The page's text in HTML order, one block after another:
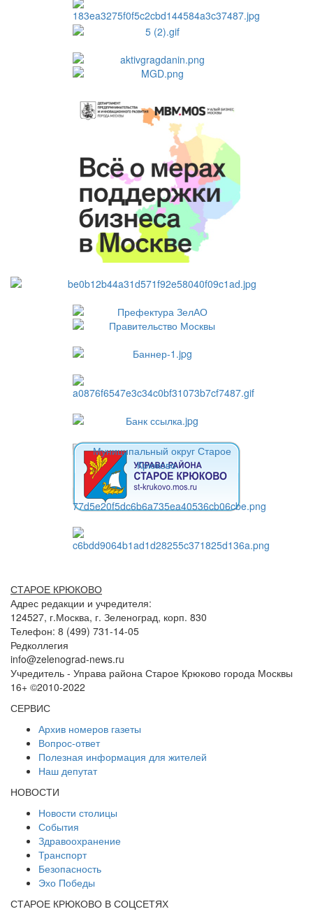
СТАРОЕ КРЮКОВО
Адрес редакции и учредителя:
124527, г.Москва, г. Зеленоград, корп. 830
Телефон: 8 (499) 731-14-05
Редколлегия
info@zelenograd-news.ru
Учредитель - Управа района Старое Крюково города Москвы
16+ ©2010-2022
СЕРВИС
Архив номеров газеты
Вопрос-ответ
Полезная информация для жителей
Наш депутат
НОВОСТИ
Новости столицы
События
Здравоохранение
Транспорт
Безопасность
Эхо Победы
СТАРОЕ КРЮКОВО В СОЦСЕТЯХ